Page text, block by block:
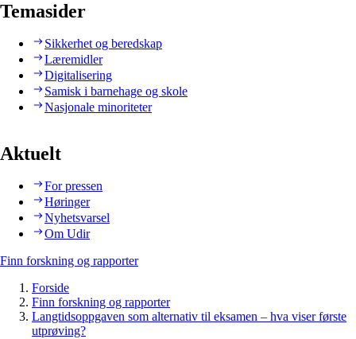
Temasider
Sikkerhet og beredskap
Læremidler
Digitalisering
Samisk i barnehage og skole
Nasjonale minoriteter
Aktuelt
For pressen
Høringer
Nyhetsvarsel
Om Udir
Finn forskning og rapporter
Forside
Finn forskning og rapporter
Langtidsoppgaven som alternativ til eksamen – hva viser første
utprøving?